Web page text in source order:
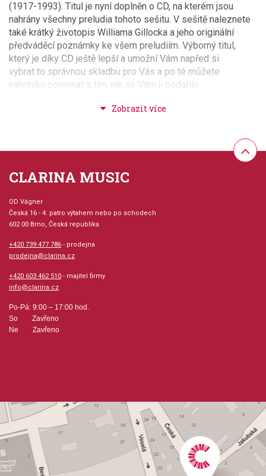
(1917-1993). Titul je nyní doplněn o CD, na kterém jsou
nahrány všechny preludia tohoto sešitu. V sešitě naleznete
také krátký životopis Williama Gillocka a jeho originální
předváděcí poznámky ke všem preludiím. Výborný titul,
který je díky CD ještě lepší a umožní Vám napřed si
vybrat to správnou skladbu pro Vás a po té můžete
nahrávku porovnat s tím, jak se Vám ji podařilo
Hudební styl: klasická + duchovní hudba, balady +
Velikost (rozměr): 23 x 30 cm
Počet skladeb: 24
Počet stran: 36
Odběr minimálně 1 kus
Výrobce: ALFRED PUBLISHING CO.,INC.
CLARINA MUSIC
OD Vágner
Česká 16 - 4. patro výtahem nebo po schodech
602 00 Brno, Česká republika
+420 739 477 786 - prodejna
prodejna@clarina.cz
+420 603 462 510 - majitel firmy
info@clarina.cz
Po-Pá: 9:00 – 17:00 hod.
So Zavřeno
Ne Zavřeno